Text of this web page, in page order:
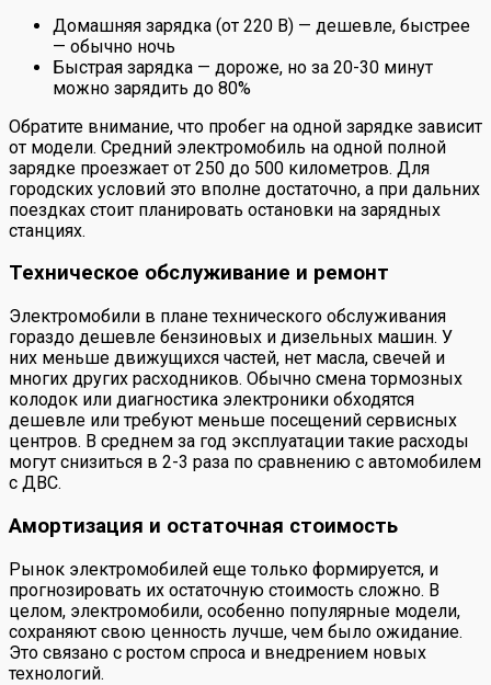
Домашняя зарядка (от 220 В) — дешевле, быстрее
— обычно ночь
Быстрая зарядка — дороже, но за 20-30 минут
можно зарядить до 80%
Обратите внимание, что пробег на одной зарядке зависит
от модели. Средний электромобиль на одной полной
зарядке проезжает от 250 до 500 километров. Для
городских условий это вполне достаточно, а при дальних
поездках стоит планировать остановки на зарядных
станциях.
Техническое обслуживание и ремонт
Электромобили в плане технического обслуживания
гораздо дешевле бензиновых и дизельных машин. У
них меньше движущихся частей, нет масла, свечей и
многих других расходников. Обычно смена тормозных
колодок или диагностика электроники обходятся
дешевле или требуют меньше посещений сервисных
центров. В среднем за год эксплуатации такие расходы
могут снизиться в 2-3 раза по сравнению с автомобилем
с ДВС.
Амортизация и остаточная стоимость
Рынок электромобилей еще только формируется, и
прогнозировать их остаточную стоимость сложно. В
целом, электромобили, особенно популярные модели,
сохраняют свою ценность лучше, чем было ожидание.
Это связано с ростом спроса и внедрением новых
технологий.